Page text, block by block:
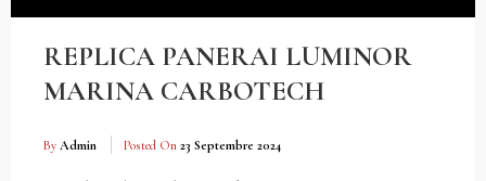
REPLICA PANERAI LUMINOR
MARINA CARBOTECH
By Admin Posted On 23 Septembre 2024